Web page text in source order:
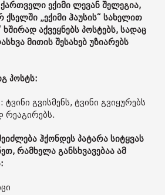
ექიმი ლევან შელეგია,
„ექიმი ჰაუსის“ სახელით
ხშირად აქვეყნებს პოსტებს, სადაც
მითის შესახებ უზიარებს
პოსტს:
ტვინი გვისმენს, ტვინი გვიყურებს
რეაგირებს.
ჰქონდეს პატარა სიტყვას
რამხელა განსხვავებაა ამ